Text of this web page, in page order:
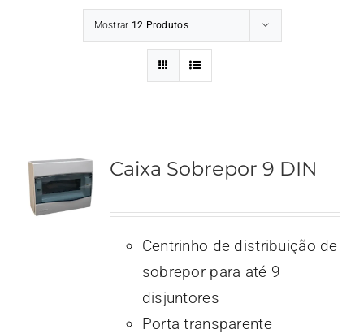
Mostrar 12 Produtos
Caixa Sobrepor 9 DIN
Centrinho de distribuição de
sobrepor para até 9
disjuntores
Porta transparente